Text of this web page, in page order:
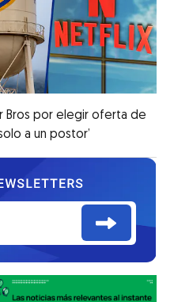
Bros por elegir oferta de
a un postor’